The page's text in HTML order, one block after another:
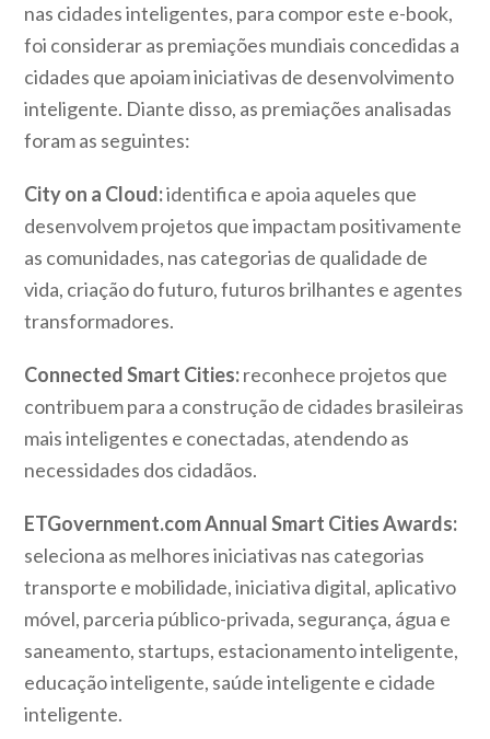
nas cidades inteligentes, para compor este e-book,
foi considerar as premiações mundiais concedidas a
cidades que apoiam iniciativas de desenvolvimento
inteligente. Diante disso, as premiações analisadas
foram as seguintes:
City on a Cloud:identifica e apoia aqueles que
desenvolvem projetos que impactam positivamente
as comunidades, nas categorias de qualidade de
vida, criação do futuro, futuros brilhantes e agentes
transformadores.
Connected Smart Cities:reconhece projetos que
contribuem para a construção de cidades brasileiras
mais inteligentes e conectadas, atendendo as
necessidades dos cidadãos.
ETGovernment.com Annual Smart Cities Awards:
seleciona as melhores iniciativas nas categorias
transporte e mobilidade, iniciativa digital, aplicativo
móvel, parceria público-privada, segurança, água e
saneamento, startups, estacionamento inteligente,
educação inteligente, saúde inteligente e cidade
inteligente.